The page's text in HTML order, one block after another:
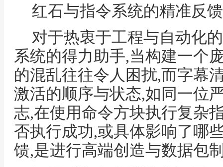
红石与指令系统的精准反馈
对于热衷于工程与自动化
系统的得力助手,当构建一个
的混乱往往令人困扰,而字幕
激活的顺序与状态,如同一位
志,在使用命令方块执行复杂
否执行成功,或具体影响了哪
馈,是进行高端创造与数据包